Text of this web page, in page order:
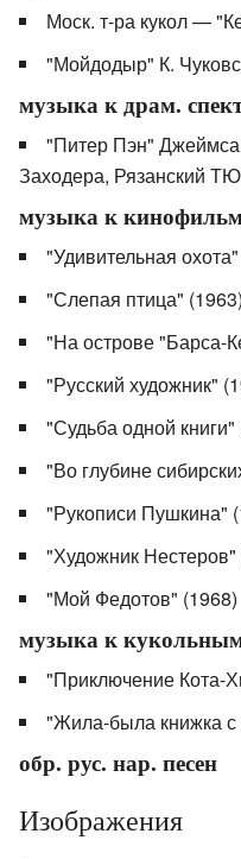
Моск. т-ра кукол —
"Мойдодыр" К.
музыка к драм.
"Питер Пэн"
Заходера, Рязанский
музыка к
"Удивительная
"Слепая птица" (1963)
"На острове "Барса-
"Русский художник"
"Судьба одной книги"
"Во глубине
"Рукописи Пушкина"
"Художник Нестеров"
"Мой Федотов" (1968)
музыка к
"Приключение Кота-
"Жила-была книжка с
обр. рус. нар. песен
Изображения